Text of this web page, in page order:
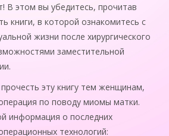
В этом вы убедитесь, прочитав
книги, в которой ознакомитесь с
жизни после хирургического
заместительной
эту книгу тем женщинам,
по поводу миомы матки.
информация о последних
технологий: